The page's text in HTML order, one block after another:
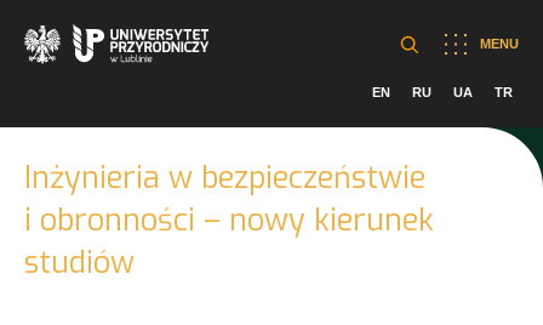
MENU
EN RU UA TR
Inżynieria w bezpieczeństwie
i obronności – nowy kierunek
studiów